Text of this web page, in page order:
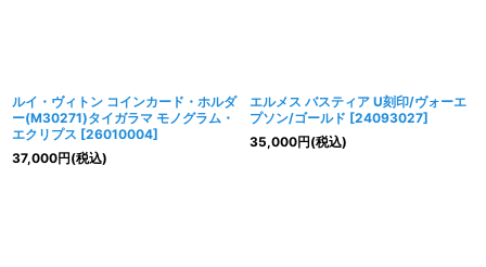
ルイ・ヴィトン コインカード・ホルダ
ー(M30271)タイガラマ モノグラム・
エクリプス [26010004]
37,000円(税込)
エルメス バスティア U刻印/ヴォーエ
プソン/ゴールド [24093027]
35,000円(税込)